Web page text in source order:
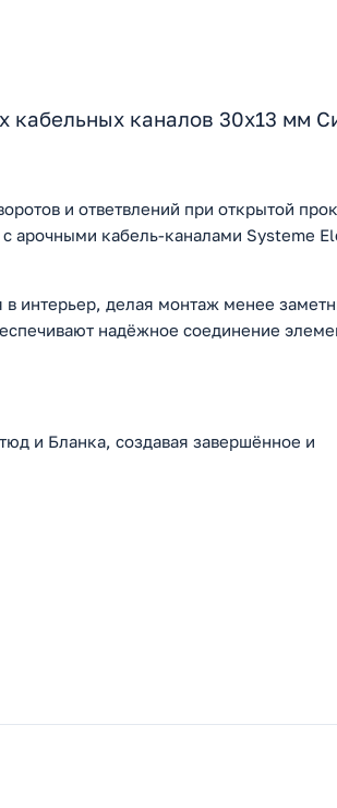
кабельных каналов 30х13 мм
и ответвлений при открытой
арочными кабель-каналами Systeme
в интерьер, делая монтаж менее
надёжное соединение
и Бланка, создавая завершённое и